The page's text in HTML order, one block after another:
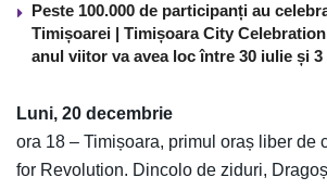
Peste 100.000 de participanți au
Timișoarei | Timișoara City
anul viitor va avea loc între 30 iulie și 3
Luni, 20 decembrie
ora 18 – Timișoara, primul oraș liber de
for Revolution. Dincolo de ziduri,